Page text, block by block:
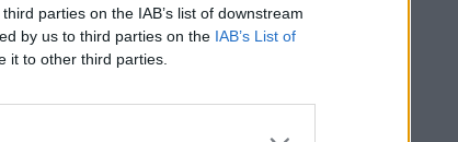
parties on the IAB’s list of downstream
by us to third parties on the IAB’s List of
it to other third parties.